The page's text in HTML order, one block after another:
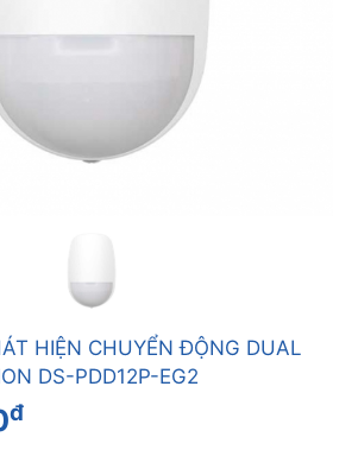
HIỆN CHUYỂN ĐỘNG DUAL
DS-PDD12P-EG2
đ